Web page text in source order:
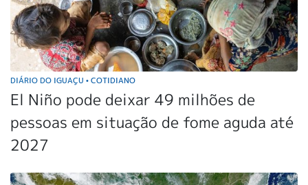
DIÁRIO DO IGUAÇU • COTIDIANO
El Niño pode deixar 49 milhões de
pessoas em situação de fome aguda até
2027